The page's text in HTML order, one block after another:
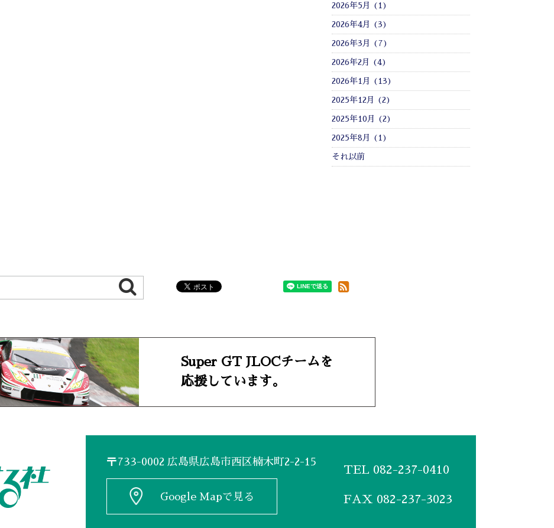
2026年5月 (1)
2026年4月 (3)
2026年3月 (7)
2026年2月 (4)
2026年1月 (13)
2025年12月 (2)
2025年10月 (2)
2025年8月 (1)
それ以前
Super GT JLOCチームを
応援しています。
〒733-0002 広島県広島市西区楠木町2-2-15
Google Mapで見る
TEL 082-237-0410
FAX 082-237-3023